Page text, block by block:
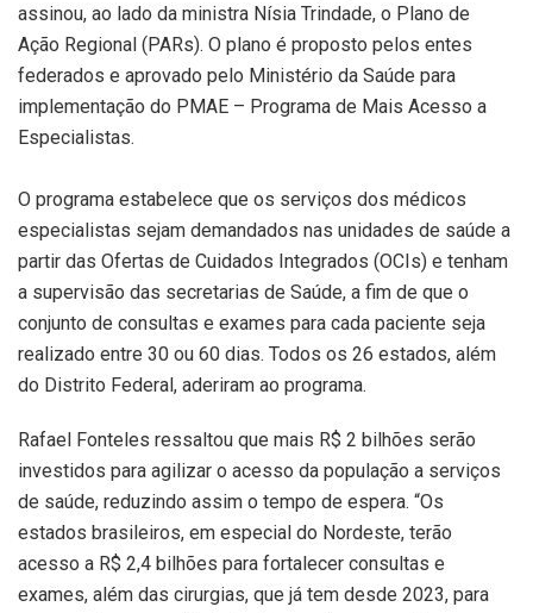
assinou, ao lado da ministra Nísia Trindade, o Plano de
Ação Regional (PARs). O plano é proposto pelos entes
federados e aprovado pelo Ministério da Saúde para
implementação do PMAE – Programa de Mais Acesso a
Especialistas.
O programa estabelece que os serviços dos médicos
especialistas sejam demandados nas unidades de saúde a
partir das Ofertas de Cuidados Integrados (OCIs) e tenham
a supervisão das secretarias de Saúde, a fim de que o
conjunto de consultas e exames para cada paciente seja
realizado entre 30 ou 60 dias. Todos os 26 estados, além
do Distrito Federal, aderiram ao programa.
Rafael Fonteles ressaltou que mais R$ 2 bilhões serão
investidos para agilizar o acesso da população a serviços
de saúde, reduzindo assim o tempo de espera. “Os
estados brasileiros, em especial do Nordeste, terão
acesso a R$ 2,4 bilhões para fortalecer consultas e
exames, além das cirurgias, que já tem desde 2023, para